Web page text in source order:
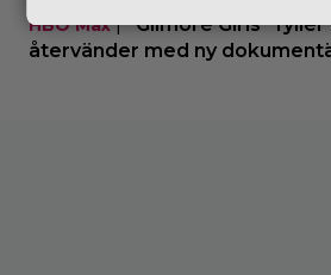
HBO Max|”Gilmore Girls” fyller
återvänder med ny